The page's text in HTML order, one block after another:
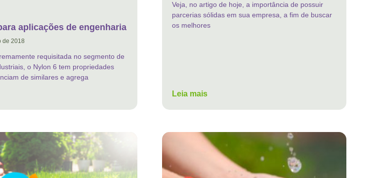
aplicações de engenharia
de 2018
requisitada no segmento de
o Nylon 6 tem propriedades
de similares e agrega
Veja, no artigo de hoje, a importância de possuir
parcerias sólidas em sua empresa, a fim de buscar
os melhores
Leia mais